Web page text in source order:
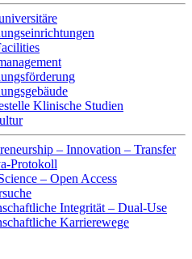
Klinische Studien
– Innovation – Transfer
Protokoll
– Open Access
Integrität – Dual-Use
Karrierewege